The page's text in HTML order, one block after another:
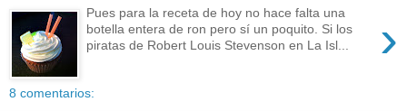
›
Pues para la receta de hoy no hace falta una
botella entera de ron pero sí un poquito. Si los
piratas de Robert Louis Stevenson en La Isl...
8 comentarios: